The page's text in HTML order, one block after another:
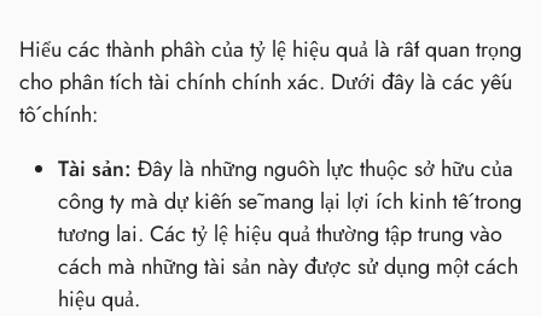
Hiểu các thành phần của tỷ lệ hiệu quả là rất quan trọng
cho phân tích tài chính chính xác. Dưới đây là các yếu
tố chính:
Tài sản: Đây là những nguồn lực thuộc sở hữu của
công ty mà dự kiến sẽ mang lại lợi ích kinh tế trong
tương lai. Các tỷ lệ hiệu quả thường tập trung vào
cách mà những tài sản này được sử dụng một cách
hiệu quả.